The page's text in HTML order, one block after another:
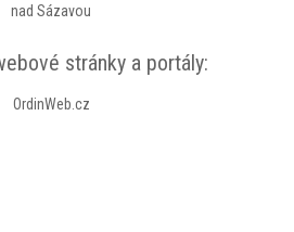
nad Sázavou
stránky a portály:
OrdinWeb.cz